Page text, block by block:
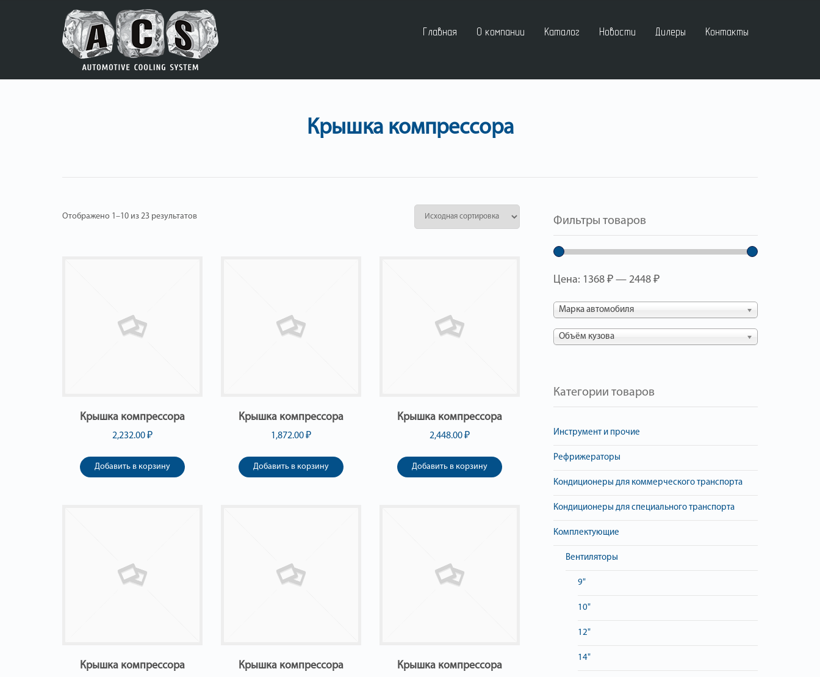
Главная О компании Каталог Новости Дилеры Контакты
Крышка компрессора
Отображено 1–10 из 23 результатов
Крышка компрессора
2,232.00₽
Добавить в корзину
Крышка компрессора
1,872.00₽
Добавить в корзину
Крышка компрессора
2,448.00₽
Добавить в корзину
Крышка компрессора Крышка компрессора Крышка компрессора
Фильтры товаров
Цена: 1368 ₽ — 2448 ₽
Марка автомобиля
Объём кузова
Категории товаров
Инструмент и прочие
Рефрижераторы
Кондиционеры для коммерческого транспорта
Кондиционеры для специального транспорта
Комплектующие
Вентиляторы
9"
10"
12"
14"